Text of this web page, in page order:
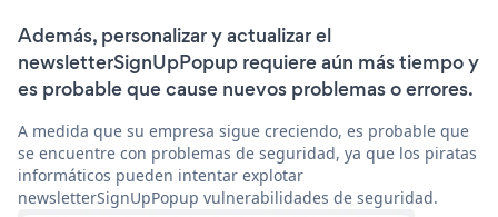
Además, personalizar y actualizar el
newsletterSignUpPopup requiere aún más tiempo y
es probable que cause nuevos problemas o errores.
A medida que su empresa sigue creciendo, es probable que
se encuentre con problemas de seguridad, ya que los piratas
informáticos pueden intentar explotar
newsletterSignUpPopup vulnerabilidades de seguridad.